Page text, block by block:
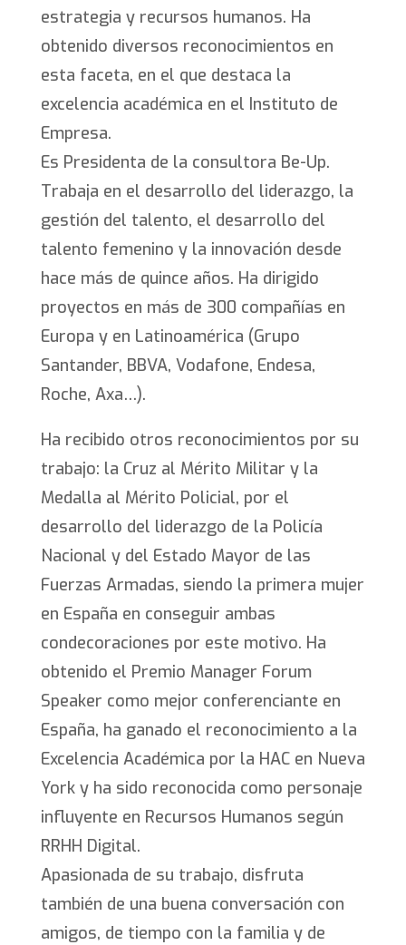
estrategia y recursos humanos. Ha
obtenido diversos reconocimientos en
esta faceta, en el que destaca la
excelencia académica en el Instituto de
Empresa.
Es Presidenta de la consultora Be-Up.
Trabaja en el desarrollo del liderazgo, la
gestión del talento, el desarrollo del
talento femenino y la innovación desde
hace más de quince años. Ha dirigido
proyectos en más de 300 compañías en
Europa y en Latinoamérica (Grupo
Santander, BBVA, Vodafone, Endesa,
Roche, Axa…).
Ha recibido otros reconocimientos por su
trabajo: la Cruz al Mérito Militar y la
Medalla al Mérito Policial, por el
desarrollo del liderazgo de la Policía
Nacional y del Estado Mayor de las
Fuerzas Armadas, siendo la primera mujer
en España en conseguir ambas
condecoraciones por este motivo. Ha
obtenido el Premio Manager Forum
Speaker como mejor conferenciante en
España, ha ganado el reconocimiento a la
Excelencia Académica por la HAC en Nueva
York y ha sido reconocida como personaje
influyente en Recursos Humanos según
RRHH Digital.
Apasionada de su trabajo, disfruta
también de una buena conversación con
amigos, de tiempo con la familia y de